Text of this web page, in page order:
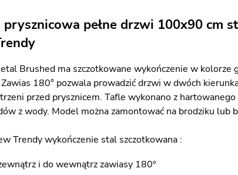
pełne drzwi 100x90 cm
Brushed ma szczotkowane wykończenie w
180° pozwala prowadzić drzwi w dwóch
przed prysznicem. Tafle wykonano z
z wody. Model można zamontować na brodziku lub
Trendy wykończenie stal szczotkowana :
i do wewnątrz zawiasy 180º